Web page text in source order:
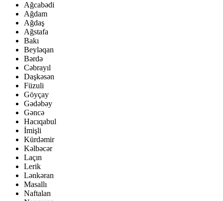
Ağcabədi
Ağdam
Ağdaş
Ağstafa
Bakı
Beyləqan
Bərdə
Cəbrayıl
Daşkəsən
Füzuli
Göyçay
Gədəbəy
Gəncə
Hacıqabul
İmişli
Kürdəmir
Kəlbəcər
Laçın
Lerik
Lənkəran
Masallı
Naftalan